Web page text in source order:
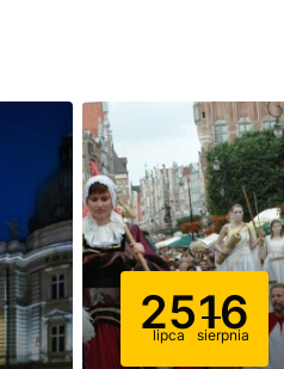
25
lipca 16
sierpnia